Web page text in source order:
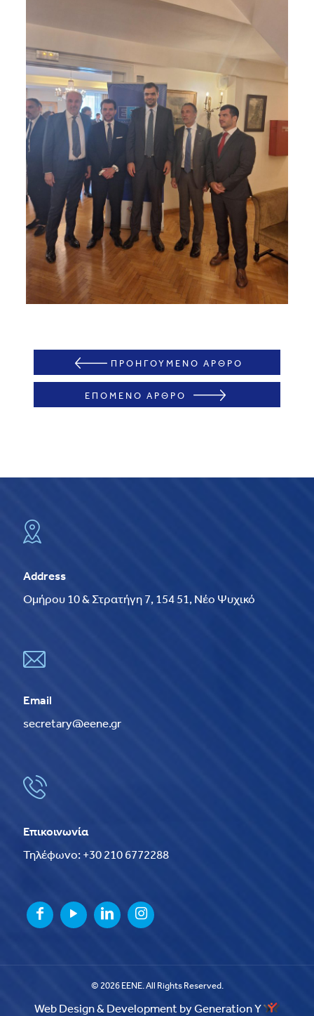
ΠΡΟΗΓΟΥΜΕΝΟ ΑΡΘΡΟ
ΕΠΟΜΕΝΟ ΑΡΘΡΟ
Address
Ομήρου 10 & Στρατήγη 7, 154 51, Νέο Ψυχικό
Email
secretary@eene.gr
Επικοινωνία
Τηλέφωνο: +30 210 6772288
© 2026 EENE. All Rights Reserved.
Web Design & Development by Generation Y